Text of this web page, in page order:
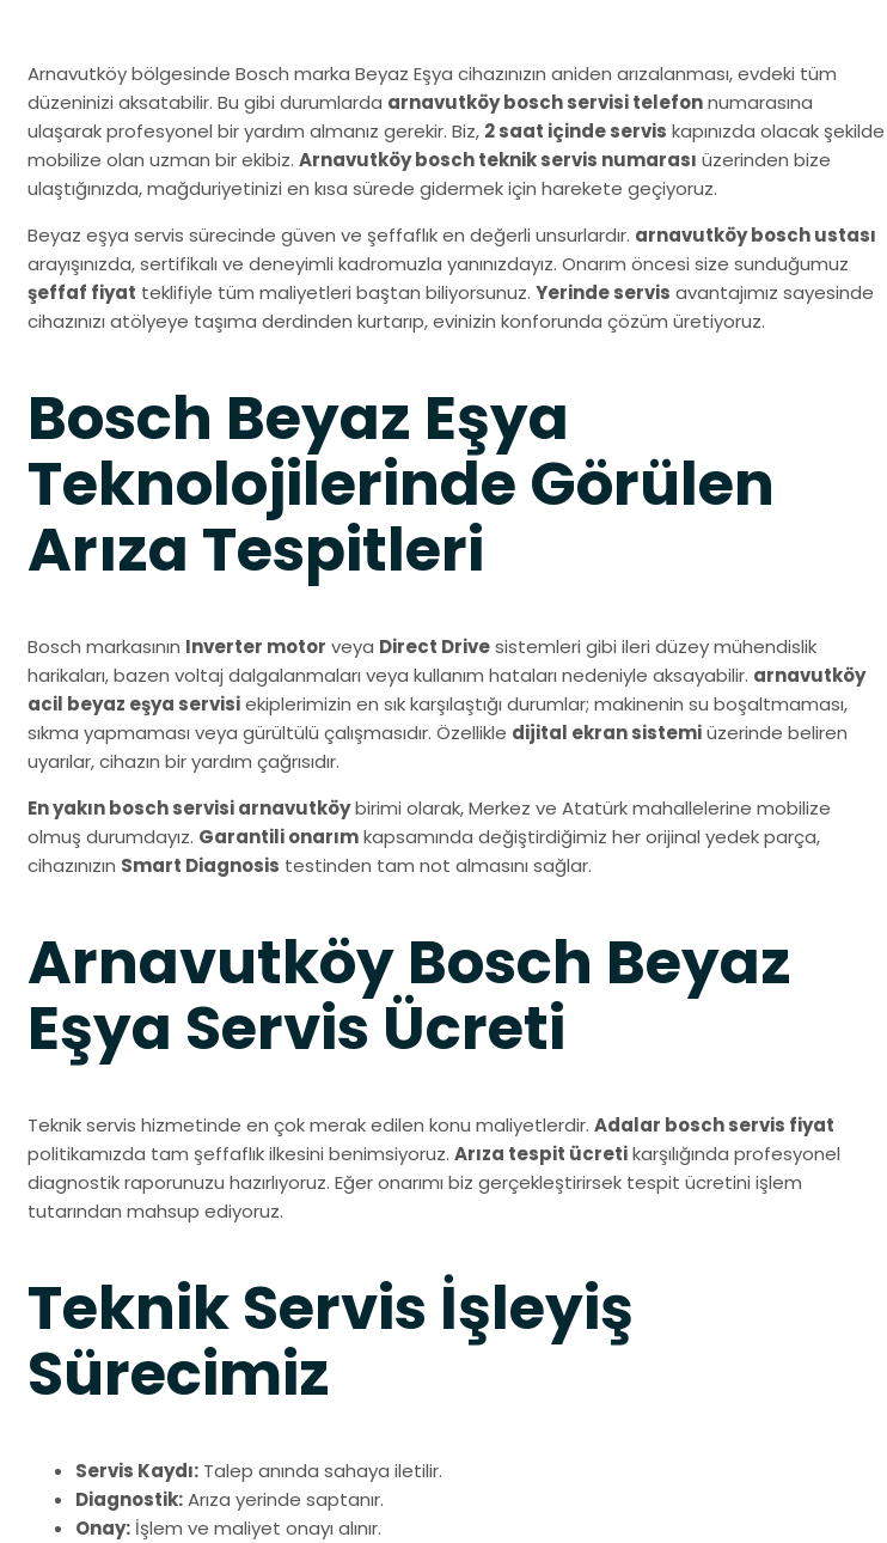
Arnavutköy bölgesinde Bosch marka Beyaz Eşya cihazınızın aniden arızalanması, evdeki tüm
düzeninizi aksatabilir. Bu gibi durumlarda arnavutköy bosch servisi telefonnumarasına
ulaşarak profesyonel bir yardım almanız gerekir. Biz, 2 saat içinde servis kapınızda olacak şekilde
mobilize olan uzman bir ekibiz. Arnavutköy bosch teknik servis numarası üzerinden bize
ulaştığınızda, mağduriyetinizi en kısa sürede gidermek için harekete geçiyoruz.
Beyaz eşya servis sürecinde güven ve şeffaflık en değerli unsurlardır. arnavutköy bosch ustası
arayışınızda, sertifikalı ve deneyimli kadromuzla yanınızdayız. Onarım öncesi size sunduğumuz
şeffaf fiyat teklifiyle tüm maliyetleri baştan biliyorsunuz. Yerinde servis avantajımız sayesinde
cihazınızı atölyeye taşıma derdinden kurtarıp, evinizin konforunda çözüm üretiyoruz.
Bosch Beyaz Eşya
Teknolojilerinde Görülen
Arıza Tespitleri
Bosch markasının Inverter motor veya Direct Drivesistemleri gibi ileri düzey mühendislik
harikaları, bazen voltaj dalgalanmaları veya kullanım hataları nedeniyle aksayabilir. arnavutköy
acil beyaz eşya servisiekiplerimizin en sık karşılaştığı durumlar; makinenin su boşaltmaması,
sıkma yapmaması veya gürültülü çalışmasıdır. Özellikle dijital ekran sistemiüzerinde beliren
uyarılar, cihazın bir yardım çağrısıdır.
En yakın bosch servisi arnavutköybirimi olarak, Merkez ve Atatürk mahallelerine mobilize
olmuş durumdayız. Garantili onarımkapsamında değiştirdiğimiz her orijinal yedek parça,
cihazınızın Smart Diagnosis testinden tam not almasını sağlar.
Arnavutköy Bosch Beyaz
Eşya Servis Ücreti
Teknik servis hizmetinde en çok merak edilen konu maliyetlerdir. Adalar bosch servis fiyat
politikamızda tam şeffaflık ilkesini benimsiyoruz. Arıza tespit ücretikarşılığında profesyonel
diagnostik raporunuzu hazırlıyoruz. Eğer onarımı biz gerçekleştirirsek tespit ücretini işlem
tutarından mahsup ediyoruz.
Teknik Servis İşleyiş
Sürecimiz
Servis Kaydı: Talep anında sahaya iletilir.
Diagnostik:Arıza yerinde saptanır.
Onay: İşlem ve maliyet onayı alınır.